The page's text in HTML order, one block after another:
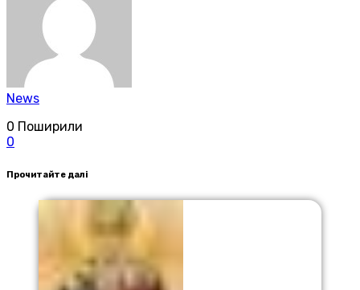
News
0 Поширили
0
Прочитайте далі